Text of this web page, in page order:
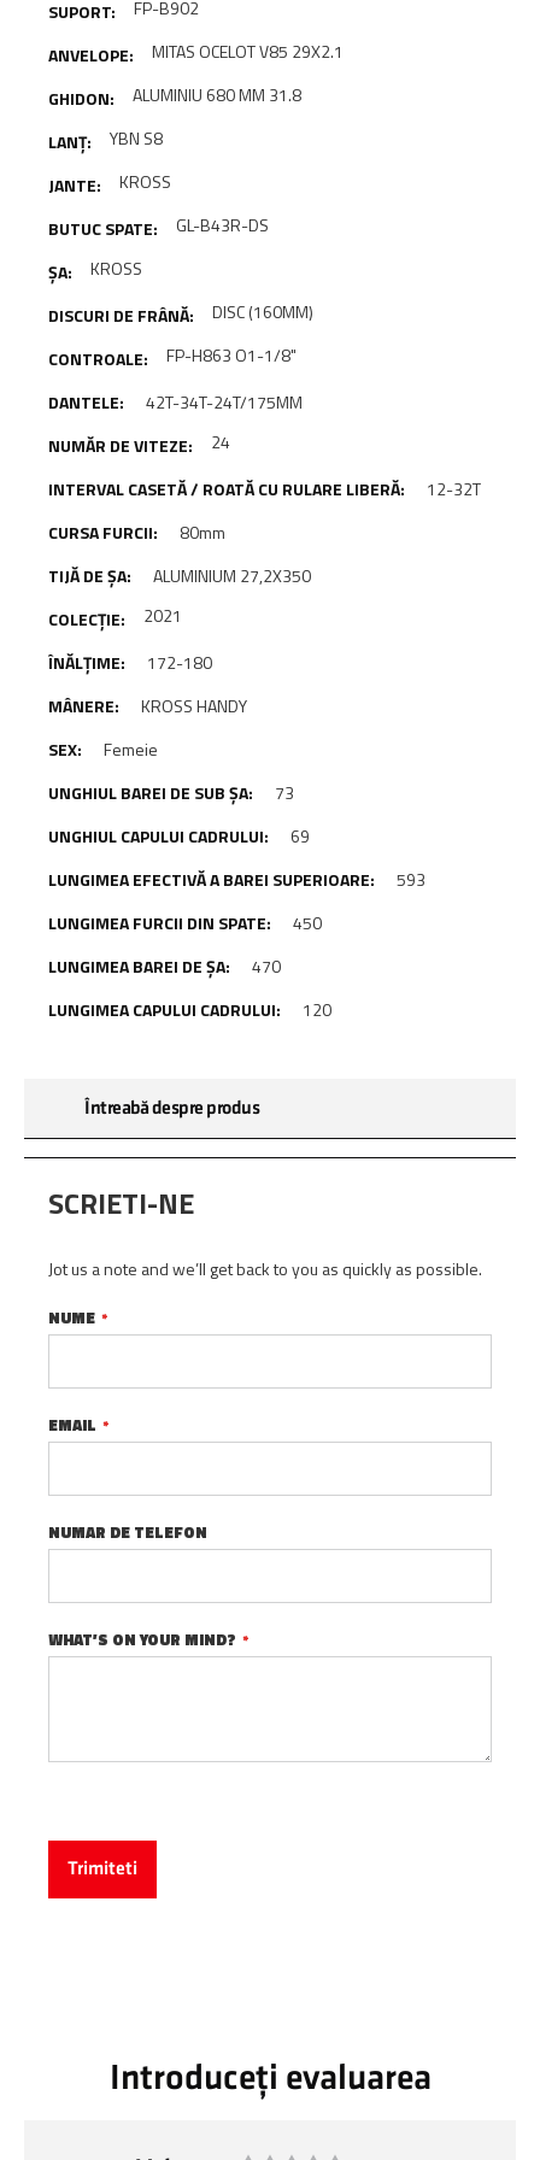
FP-B902
MITAS OCELOT V85 29X2.1
ALUMINIU 680 MM 31.8
YBN S8
KROSS
GL-B43R-DS
KROSS
DISC (160MM)
FP-H863 O1-1/8"
42T-34T-24T/175MM
24
12-32T
80mm
ALUMINIUM 27,2X350
2021
172-180
KROSS HANDY
Femeie
73
69
593
450
470
120
Întreabă despre produs
SCRIETI-NE
Jot us a note and we’ll get back to you as quickly as possible.
NUME
EMAIL
NUMAR DE TELEFON
WHAT’S ON YOUR MIND?
Trimiteti
Introduceți evaluarea